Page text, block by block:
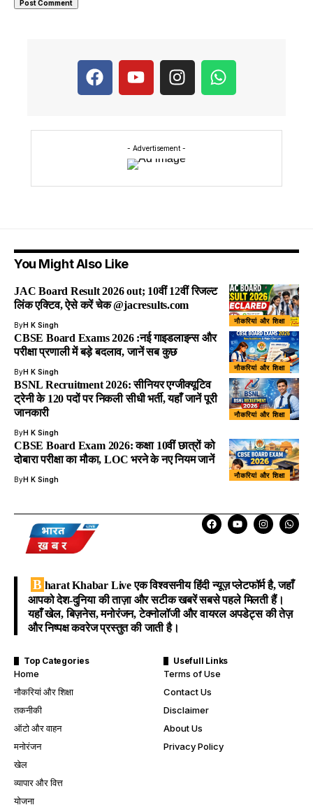
- Advertisement -
You Might Also Like
नौकरियां और शिक्षा
JAC Board Result 2026 out; 10वीं 12वीं रिजल्ट
लिंक एक्टिव, ऐसे करें चेक @jacresults.com
ByH K Singh
नौकरियां और शिक्षा
CBSE Board Exams 2026 :नई गाइडलाइन्स और
परीक्षा प्रणाली में बड़े बदलाव, जानें सब कुछ
ByH K Singh
नौकरियां और शिक्षा
BSNL Recruitment 2026: सीनियर एग्जीक्यूटिव
ट्रेनी के 120 पदों पर निकली सीधी भर्ती, यहाँ जानें पूरी
जानकारी
ByH K Singh
नौकरियां और शिक्षा
CBSE Board Exam 2026: कक्षा 10वीं छात्रों को
दोबारा परीक्षा का मौका, LOC भरने के नए नियम जानें
ByH K Singh
B harat Khabar Liveएक विश्वसनीय हिंदी न्यूज़ प्लेटफॉर्म है, जहाँ
आपको देश-दुनिया की ताज़ा और सटीक खबरें सबसे पहले मिलती हैं।
यहाँ खेल, बिज़नेस, मनोरंजन, टेक्नोलॉजी और वायरल अपडेट्स की तेज़
और निष्पक्ष कवरेज प्रस्तुत की जाती है।
Top Categories
Home
नौकरियां और शिक्षा
तकनीकी
ऑटो और वाहन
मनोरंजन
खेल
व्यापार और वित्त
योजना
Usefull Links
Terms of Use
Contact Us
Disclaimer
About Us
Privacy Policy